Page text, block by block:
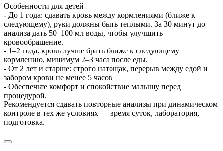
Особенности для детей
- До 1 года: сдавать кровь между кормлениями (ближе к
следующему), руки должны быть теплыми. За 30 минут до
анализа дать 50–100 мл воды, чтобы улучшить
кровообращение.
- 1–2 года: кровь лучше брать ближе к следующему
кормлению, минимум 2–3 часа после еды.
- От 2 лет и старше: строго натощак, перерыв между едой и
забором крови не менее 5 часов
- Обеспечьте комфорт и спокойствие малышу перед
процедурой.
Рекомендуется сдавать повторные анализы при динамическом
контроле в тех же условиях — время суток, лаборатория,
подготовка.